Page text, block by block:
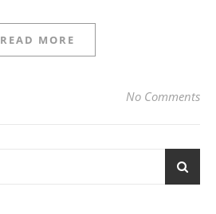
READ MORE
No Comments